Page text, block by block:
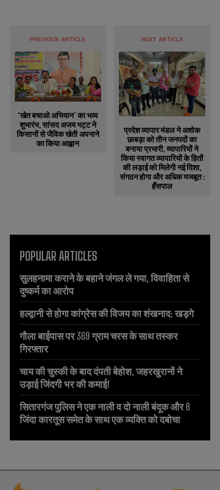
PREVIOUS ARTICLE
‘खेत बचाओ अभियान’ का भव्य
शुभारंभ, सांसद अजय भट्ट ने
किसानों से जैविक खेती अपनाने
का किया आह्वान
NEXT ARTICLE
प्रदेश व्यापार मंडल ने अशोक
छाबड़ा को तीन जनपदों का
बनाया प्रभारी, व्यापारियों ने
किया स्वागत व्यापारियों के हितों
की लड़ाई को मिलेगी नई दिशा,
संगठन होगा और अधिक मजबूत :
हँसपाल
POPULAR ARTICLES
सुलहनामा कराने के बहाने जंगल ले गया, विवाहिता से
दुष्कर्म का आरोप
हल्द्वानी से होगा कांग्रेस की विजय का शंखनाद: खड़गे
गौला बाईपास पर 369 ग्राम चरस के साथ तस्कर
गिरफ्तार
चाय की चुस्की के बाद दंपती बेहोश, जहरखुरानों ने
उड़ाई जिंदगी भर की कमाई!
सितारगंज पुलिस ने एक नाली व दो नाली बंदूक और 8
जिंदा कारतूस समेत के साथ एक व्यक्ति को दबोचा